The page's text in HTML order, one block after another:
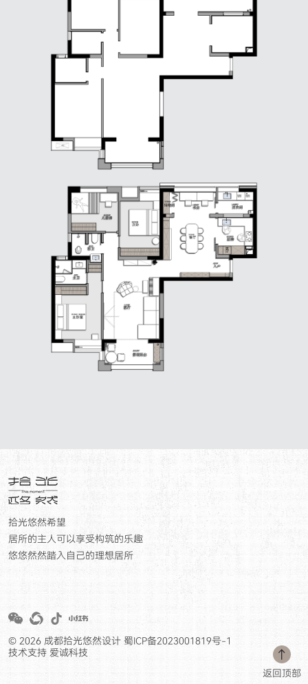
返回顶部
拾光悠然希望
居所的主人可以享受构筑的乐趣
悠悠然然踏入自己的理想居所
© 2026 成都拾光悠然设计 蜀ICP备2023001819号-1
技术支持 爱诚科技